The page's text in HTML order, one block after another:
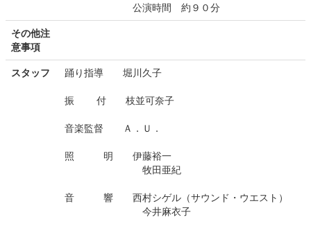
公演時間 約９０分
その他注
意事項
スタッフ 踊り指導 堀川久子
振 付 枝並可奈子
音楽監督 Ａ．Ｕ．
照 明 伊藤裕一
牧田亜紀
音 響 西村シゲル（サウンド・ウエスト）
今井麻衣子